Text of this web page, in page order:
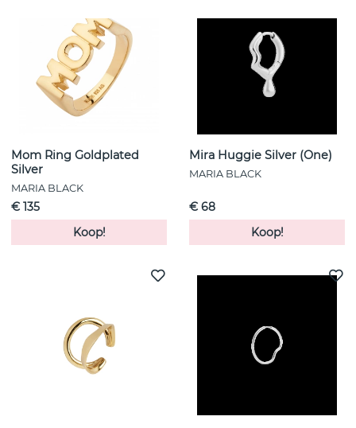
Mom Ring Goldplated
Silver
MARIA BLACK
€ 135
Koop!
Mira Huggie Silver (One)
MARIA BLACK
€ 68
Koop!